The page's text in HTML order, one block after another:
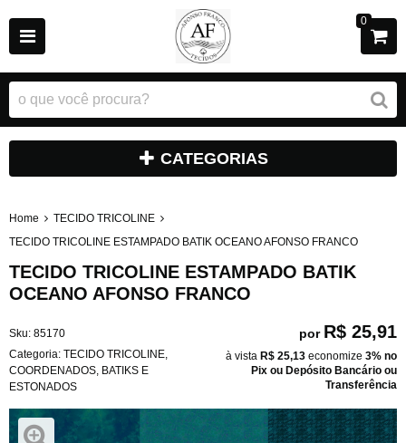
0
CATEGORIAS
Home
TECIDO TRICOLINE
TECIDO TRICOLINE ESTAMPADO BATIK OCEANO AFONSO FRANCO
TECIDO TRICOLINE ESTAMPADO BATIK
OCEANO AFONSO FRANCO
Sku: 85170
Categoria: TECIDO TRICOLINE
COORDENADOS BATIKS E
ESTONADOS
por R$ 25,91
à vista R$ 25,13 economize 3% no
Pix ou Depósito Bancário ou
Transferência